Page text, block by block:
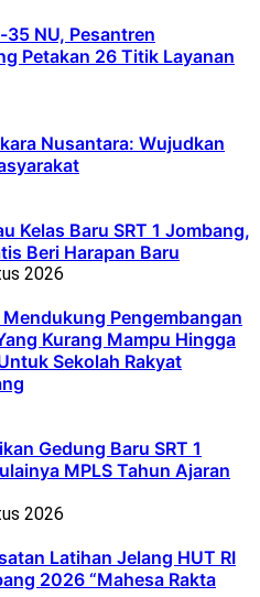
NU, Pesantren
Petakan 26 Titik Layanan
Nusantara: Wujudkan
Kelas Baru SRT 1 Jombang,
Beri Harapan Baru
2026
Pengembangan
Kurang Mampu Hingga
Sekolah Rakyat
Gedung Baru SRT 1
MPLS Tahun Ajaran
2026
Latihan Jelang HUT RI
2026 “Mahesa Rakta